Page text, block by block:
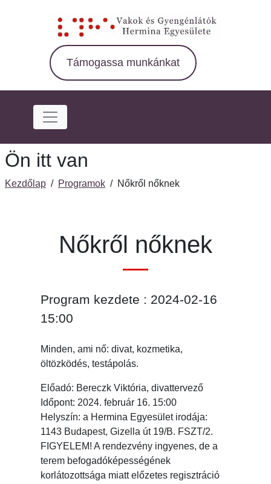
Támogassa munkánkat
Ön itt van
Kezdőlap / Programok /Nőkről nőknek
Nőkről nőknek
Program kezdete : 2024-02-16
15:00
Minden, ami nő: divat, kozmetika,
öltözködés, testápolás.
Előadó: Bereczk Viktória, divattervező
Időpont: 2024. február 16. 15:00
Helyszín: a Hermina Egyesület irodája:
1143 Budapest, Gizella út 19/B. FSZT/2.
FIGYELEM! A rendezvény ingyenes, de a
terem befogadóképességének
korlátozottsága miatt előzetes regisztráció